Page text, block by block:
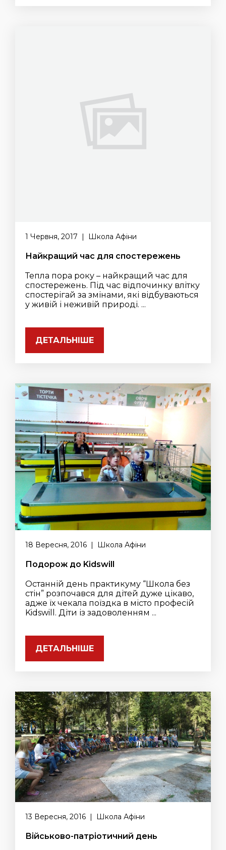
1 Червня, 2017 | Школа Афіни
Найкращий час для спостережень
Тепла пора року – найкращий час для
спостережень. Під час відпочинку влітку
спостерігай за змінами, які відбуваються
у живій і неживій природі. ...
ДЕТАЛЬНІШЕ
18 Вересня, 2016 | Школа Афіни
Подорож до Kidswill
Останній день практикуму “Школа без
стін” розпочався для дітей дуже цікаво,
адже їх чекала поїздка в місто професій
Kidswill. Діти із задоволенням ...
ДЕТАЛЬНІШЕ
13 Вересня, 2016 | Школа Афіни
Військово-патріотичний день